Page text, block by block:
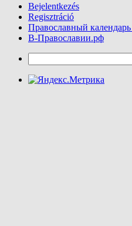
Bejelentkezés
Regisztráció
Православный календарь
В-Православии.рф